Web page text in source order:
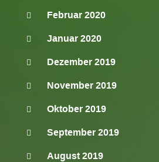
Februar 2020
Januar 2020
Dezember 2019
November 2019
Oktober 2019
September 2019
August 2019